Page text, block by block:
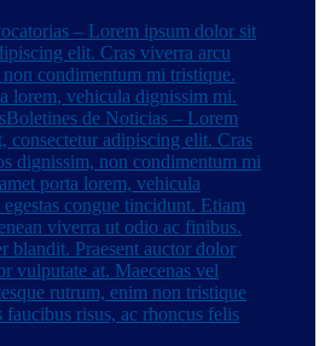
– Lorem ipsum dolor sit
elit. Cras viverra arcu
condimentum mi tristique.
lorem, vehicula dignissim mi.
Boletines de Noticias – Lorem
consectetur adipiscing elit. Cras
dignissim, non condimentum mi
porta lorem, vehicula
congue tincidunt. Etiam
viverra ut odio ac finibus.
blandit. Praesent auctor dolor
vulputate at. Maecenas vel
rutrum, enim non tristique
risus, ac rhoncus felis